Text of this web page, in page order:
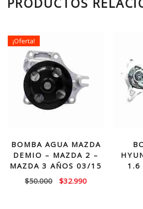
¡Oferta!
BOMBA AGUA MAZDA
DEMIO – MAZDA 2 –
MAZDA 3 AÑOS 03/15
$50.000
El
$32.990El
1.6